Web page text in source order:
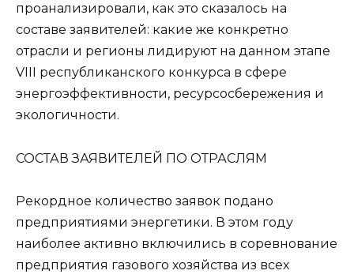
проанализировали, как это сказалось на
составе заявителей: какие же конкретно
отрасли и регионы лидируют на данном этапе
VIII республиканского конкурса в сфере
энергоэффективности, ресурсосбережения и
экологичности.
СОСТАВ ЗАЯВИТЕЛЕЙ ПО ОТРАСЛЯМ
Рекордное количество заявок подано
предприятиями энергетики. В этом году
наиболее активно включились в соревнование
предприятия газового хозяйства из всех